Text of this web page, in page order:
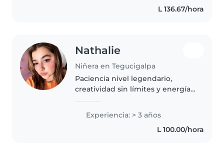
L 136.67/hora
Nathalie
Niñera en Tegucigalpa
Paciencia nivel legendario,
creatividad sin límites y energía
los más pequeños.
Experiencia: > 3 años
L 100.00/hora